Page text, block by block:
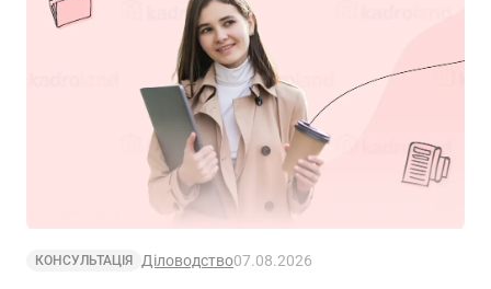
КОНСУЛЬТАЦІЯ Діловодство07.08.2026